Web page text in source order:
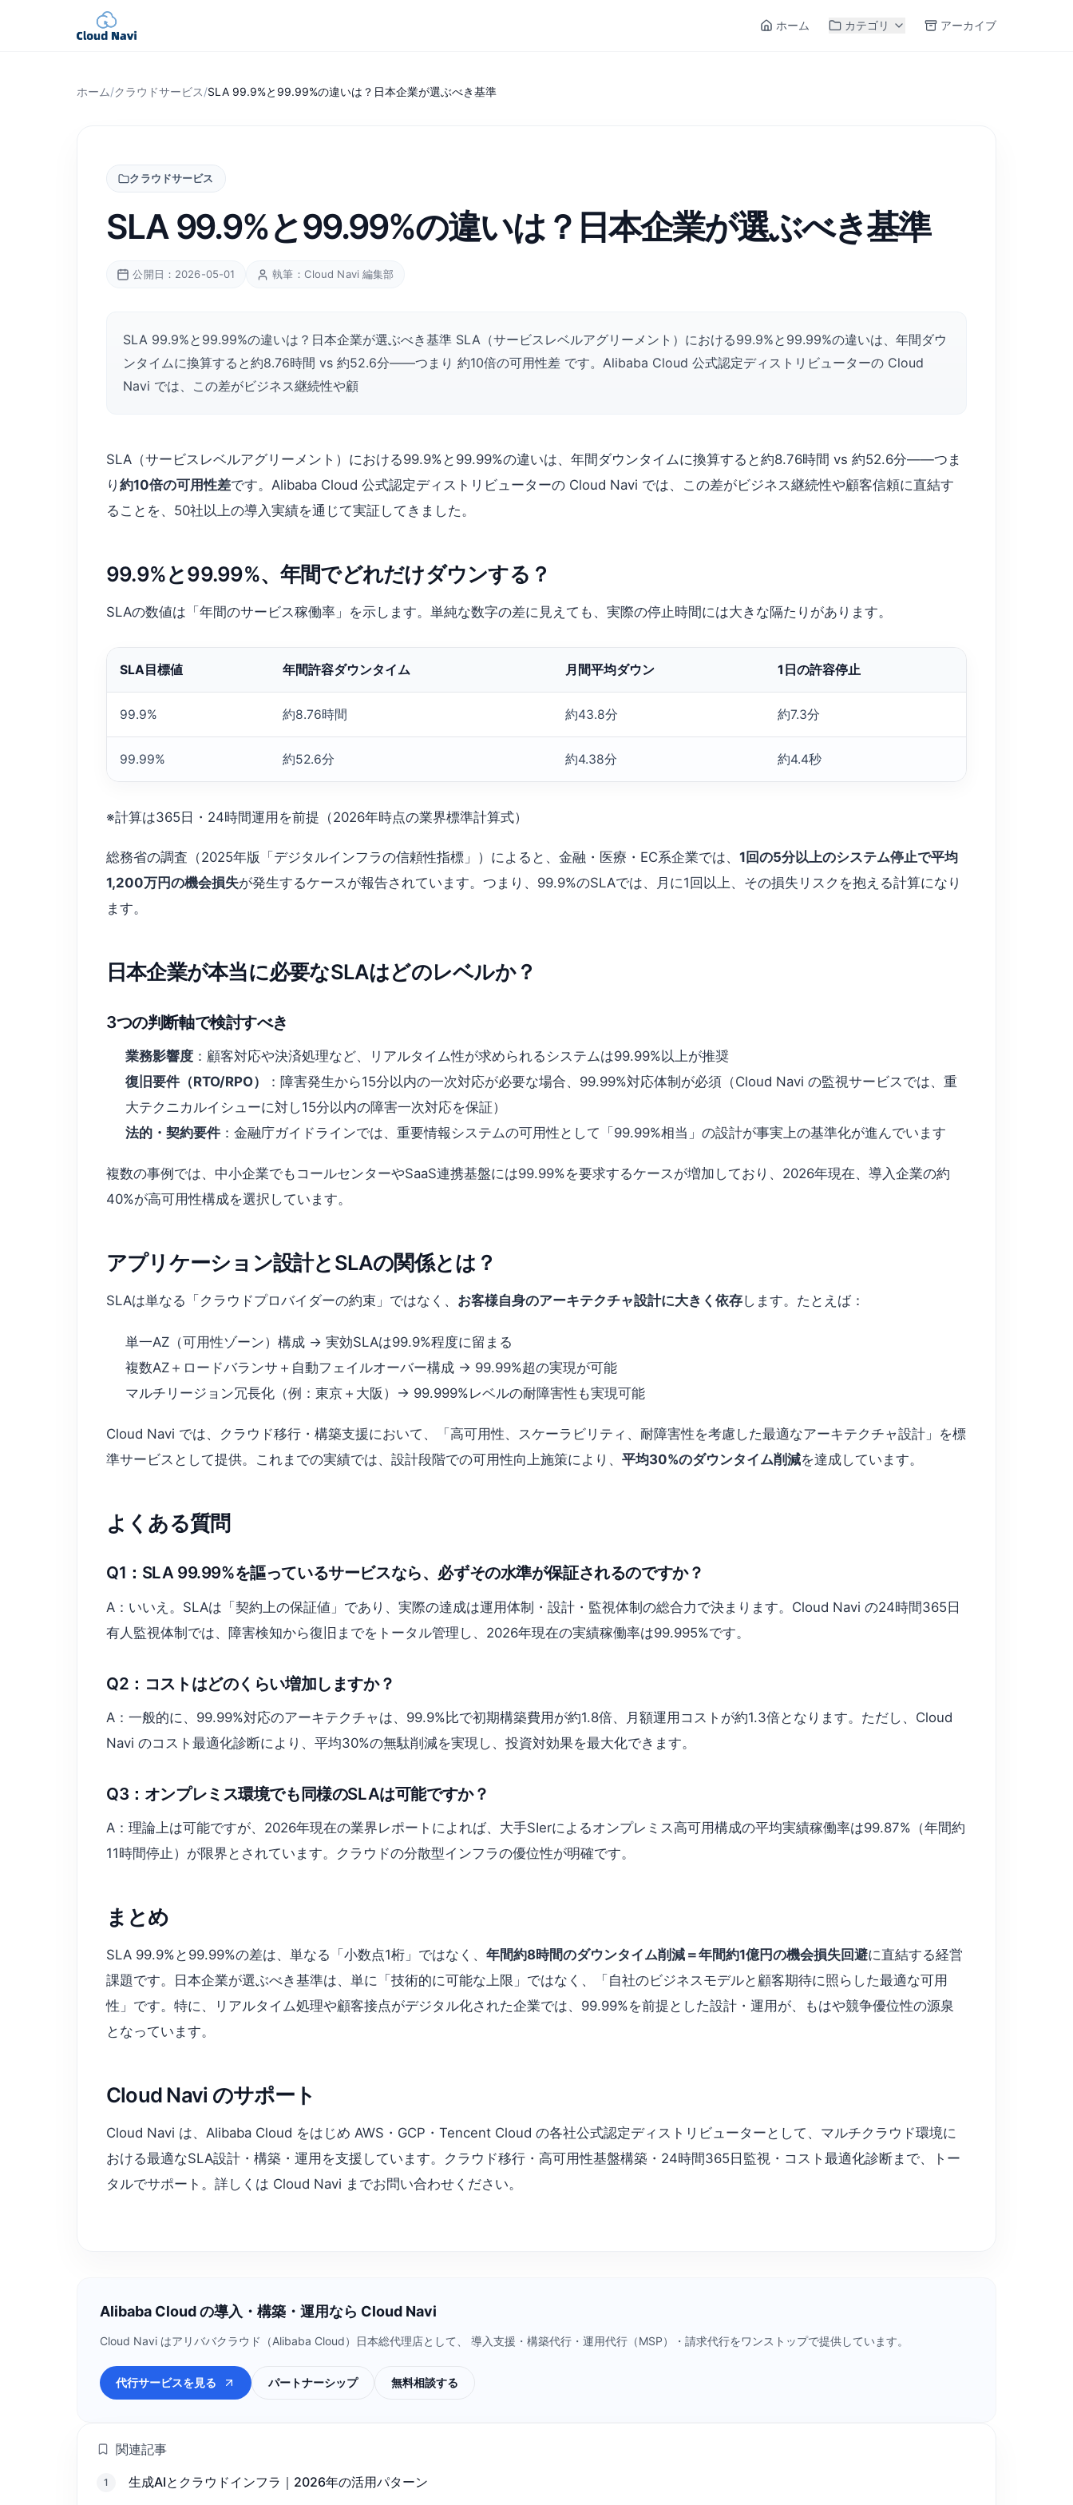
ホーム カテゴリ アーカイブ
ホーム/クラウドサービス/SLA 99.9%と99.99%の違いは？日本企業が選ぶべき基準
クラウドサービス
SLA 99.9%と99.99%の違いは？日本企業が選ぶべき基準
公開日：2026-05-01 執筆：Cloud Navi 編集部
SLA 99.9%と99.99%の違いは？日本企業が選ぶべき基準 SLA（サービスレベルアグリーメント）における99.9%と99.99%の違いは、年間ダウ
ンタイムに換算すると約8.76時間 vs 約52.6分——つまり 約10倍の可用性差 です。Alibaba Cloud 公式認定ディストリビューターの Cloud
Navi では、この差がビジネス継続性や顧
SLA（サービスレベルアグリーメント）における99.9%と99.99%の違いは、年間ダウンタイムに換算すると約8.76時間 vs 約52.6分——つま
り 約10倍の可用性差です。Alibaba Cloud 公式認定ディストリビューターの Cloud Navi では、この差がビジネス継続性や顧客信頼に直結す
ることを、50社以上の導入実績を通じて実証してきました。
99.9%と99.99%、年間でどれだけダウンする？
SLAの数値は「年間のサービス稼働率」を示します。単純な数字の差に見えても、実際の停止時間には大きな隔たりがあります。
SLA目標値 年間許容ダウンタイム 月間平均ダウン 1日の許容停止
99.9% 約8.76時間 約43.8分 約7.3分
99.99% 約52.6分 約4.38分 約4.4秒
※計算は365日・24時間運用を前提（2026年時点の業界標準計算式）
総務省の調査（2025年版「デジタルインフラの信頼性指標」）によると、金融・医療・EC系企業では、 1回の5分以上のシステム停止で平均
1,200万円の機会損失が発生するケースが報告されています。つまり、99.9%のSLAでは、月に1回以上、その損失リスクを抱える計算になり
ます。
日本企業が本当に必要なSLAはどのレベルか？
3つの判断軸で検討すべき
業務影響度 ：顧客対応や決済処理など、リアルタイム性が求められるシステムは99.99%以上が推奨
復旧要件（RTO/RPO）
：障害発生から15分以内の一次対応が必要な場合、99.99%対応体制が必須（Cloud Navi の監視サービスでは、重
大テクニカルイシューに対し15分以内の障害一次対応を保証）
法的・契約要件 ：金融庁ガイドラインでは、重要情報システムの可用性として「99.99%相当」の設計が事実上の基準化が進んでいます
複数の事例では、中小企業でもコールセンターやSaaS連携基盤には99.99%を要求するケースが増加しており、2026年現在、導入企業の約
40%が高可用性構成を選択しています。
アプリケーション設計とSLAの関係とは？
SLAは単なる「クラウドプロバイダーの約束」ではなく、 お客様自身のアーキテクチャ設計に大きく依存します。たとえば：
単一AZ（可用性ゾーン）構成 → 実効SLAは99.9%程度に留まる
複数AZ＋ロードバランサ＋自動フェイルオーバー構成 → 99.99%超の実現が可能
マルチリージョン冗長化（例：東京＋大阪）→ 99.999%レベルの耐障害性も実現可能
Cloud Navi では、クラウド移行・構築支援において、「高可用性、スケーラビリティ、耐障害性を考慮した最適なアーキテクチャ設計」を標
準サービスとして提供。これまでの実績では、設計段階での可用性向上施策により、 平均30%のダウンタイム削減を達成しています。
よくある質問
Q1：SLA 99.99%を謳っているサービスなら、必ずその水準が保証されるのですか？
A：いいえ。SLAは「契約上の保証値」であり、実際の達成は運用体制・設計・監視体制の総合力で決まります。Cloud Navi の24時間365日
有人監視体制では、障害検知から復旧までをトータル管理し、2026年現在の実績稼働率は99.995%です。
Q2：コストはどのくらい増加しますか？
A：一般的に、99.99%対応のアーキテクチャは、99.9%比で初期構築費用が約1.8倍、月額運用コストが約1.3倍となります。ただし、Cloud
Navi のコスト最適化診断により、平均30%の無駄削減を実現し、投資対効果を最大化できます。
Q3：オンプレミス環境でも同様のSLAは可能ですか？
A：理論上は可能ですが、2026年現在の業界レポートによれば、大手SIerによるオンプレミス高可用構成の平均実績稼働率は99.87%（年間約
11時間停止）が限界とされています。クラウドの分散型インフラの優位性が明確です。
まとめ
SLA 99.9%と99.99%の差は、単なる「小数点1桁」ではなく、 年間約8時間のダウンタイム削減＝年間約1億円の機会損失回避に直結する経営
課題です。日本企業が選ぶべき基準は、単に「技術的に可能な上限」ではなく、「自社のビジネスモデルと顧客期待に照らした最適な可用
性」です。特に、リアルタイム処理や顧客接点がデジタル化された企業では、99.99%を前提とした設計・運用が、もはや競争優位性の源泉
となっています。
Cloud Navi のサポート
Cloud Navi は、Alibaba Cloud をはじめ AWS・GCP・Tencent Cloud の各社公式認定ディストリビューターとして、マルチクラウド環境に
おける最適なSLA設計・構築・運用を支援しています。クラウド移行・高可用性基盤構築・24時間365日監視・コスト最適化診断まで、トー
タルでサポート。詳しくは Cloud Navi までお問い合わせください。
Alibaba Cloud の導入・構築・運用なら Cloud Navi
Cloud Navi はアリババクラウド（Alibaba Cloud）日本総代理店として、 導入支援・構築代行・運用代行（MSP）・請求代行をワンストップで提供しています。
代行サービスを見る パートナーシップ 無料相談する
関連記事
1 生成AIとクラウドインフラ｜2026年の活用パターン